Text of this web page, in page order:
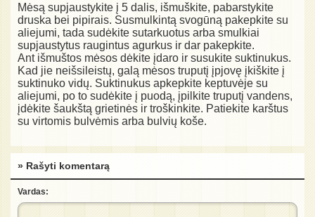
Mėsą supjaustykite į 5 dalis, išmuškite, pabarstykite
druska bei pipirais. Susmulkintą svogūną pakepkite su
aliejumi, tada sudėkite sutarkuotus arba smulkiai
supjaustytus raugintus agurkus ir dar pakepkite.
Ant išmuštos mėsos dėkite įdaro ir susukite suktinukus.
Kad jie neišsileistų, galą mėsos truputį įpjovę įkiškite į
suktinuko vidų. Suktinukus apkepkite keptuvėje su
aliejumi, po to sudėkite į puodą, įpilkite truputį vandens,
įdėkite šaukštą grietinės ir troškinkite. Patiekite karštus
su virtomis bulvėmis arba bulvių koše.
» Rašyti komentarą
Vardas: